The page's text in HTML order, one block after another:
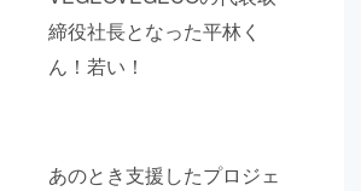
締役社長となった平林く
ん！若い！
あのとき支援したプロジェ